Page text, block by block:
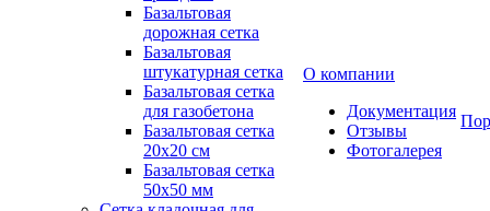
Базальтовая
дорожная сетка
Базальтовая
штукатурная сетка
Базальтовая сетка
для газобетона
Базальтовая сетка
20x20 см
Базальтовая сетка
50x50 мм
О компании
Документация
Отзывы
Фотогалерея